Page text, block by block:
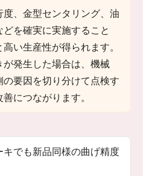
、金型センタリング、油
を確実に実施すること
い生産性が得られます。
発生した場合は、機械
要因を切り分けて点検す
につながります。
でも新品同様の曲げ精度